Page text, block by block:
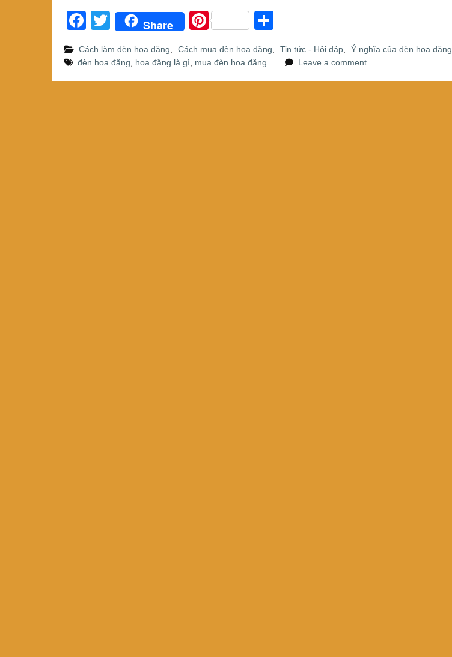
F
c
e
T
tt
er
Share
Pi
er
e
ar
e
Cách làm đèn hoa đăng Cách mua đèn hoa đăng Tin tức - Hỏi đáp
Ý nghĩa của đèn hoa đăng
đèn hoa đăng
hoa đăng là gì mua đèn hoa đăng Leave a comment